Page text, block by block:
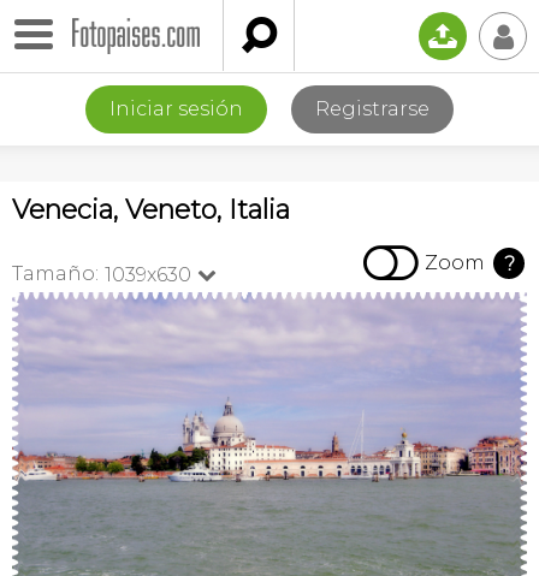
 📤 👤
Iniciar sesión Registrarse
Venecia, Veneto, Italia
Tamaño: 1039x630   Zoom ?